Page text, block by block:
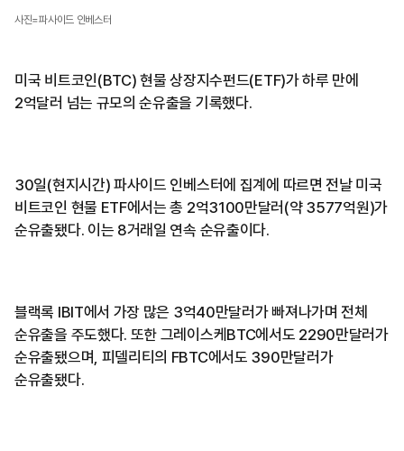
사진=파사이드 인베스터
미국 비트코인(BTC) 현물 상장지수펀드(ETF)가 하루 만에
2억달러 넘는 규모의 순유출을 기록했다.
30일(현지시간) 파사이드 인베스터에 집계에 따르면 전날 미국
비트코인 현물 ETF에서는 총 2억3100만달러(약 3577억원)가
순유출됐다. 이는 8거래일 연속 순유출이다.
블랙록 IBIT에서 가장 많은 3억40만달러가 빠져나가며 전체
순유출을 주도했다. 또한 그레이스케BTC에서도 2290만달러가
순유출됐으며, 피델리티의 FBTC에서도 390만달러가
순유출됐다.